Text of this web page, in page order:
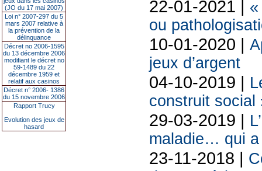
(JO du 17 mai 2007)
Loi n° 2007-297 du 5
mars 2007 relative à
la prévention de la
délinquance
Décret no 2006-1595
du 13 décembre 2006
modifiant le décret no
59-1489 du 22
décembre 1959 et
relatif aux casinos
Décret n° 2006- 1386
du 15 novembre 2006
Rapport Trucy
Evolution des jeux de
hasard
22-01-2021 |
ou
10-01-2020 |
jeux d’argent
04-10-2019 |
construit social
29-03-2019 |
maladie… qui a
23-11-2018 |